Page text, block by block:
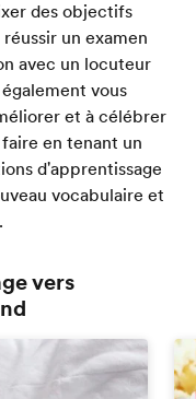
des objectifs
un examen
avec un locuteur
vous
et à célébrer
en tenant un
d'apprentissage
vocabulaire et
vers